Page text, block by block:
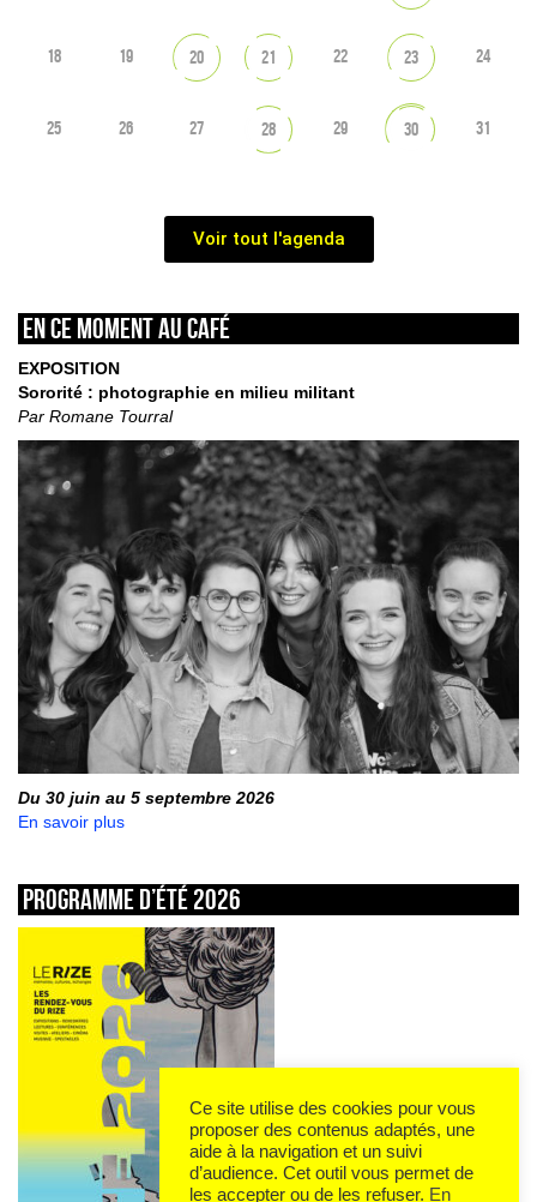
18 19 20 21 22 23 24
25 26 27 28 29 30 31
Voir tout l'agenda
En ce moment au café
EXPOSITION
Sororité : photographie en milieu militant
Par Romane Tourral
Du 30 juin au 5 septembre 2026
En savoir plus
Programme d’été 2026
Ce site utilise des cookies pour vous
proposer des contenus adaptés, une
aide à la navigation et un suivi
d’audience. Cet outil vous permet de
les accepter ou de les refuser. En